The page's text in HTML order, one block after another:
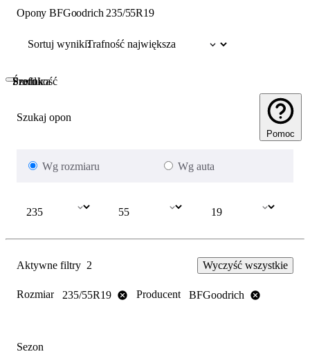
Opony BFGoodrich 235/55R19
Sortuj wyniki:
Szukaj opon
Pomoc
Wg rozmiaru Wg auta
Szerokość
Profil
Średnica
Aktywne filtry 2 Wyczyść wszystkie
Rozmiar 235/55R19 Producent BFGoodrich
Sezon